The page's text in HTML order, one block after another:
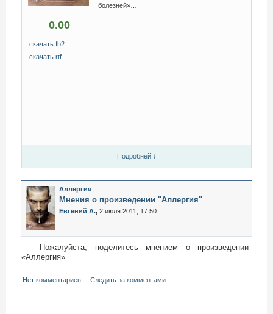
0.00
скачать fb2
скачать rtf
болезней»…
Подробней ↓
Аллергия
Мнения о произведении "Аллергия"
Евгений А., 2 июля 2011, 17:50
Пожалуйста, поделитесь мнением о произведении
«Аллергия»
Нет комментариев Следить за комментами